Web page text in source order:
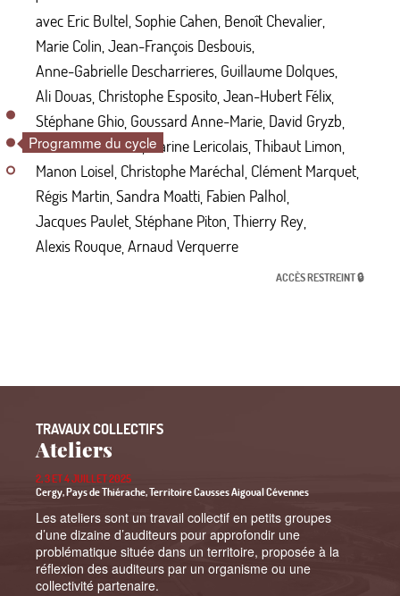
avec Eric Bultel,Sophie Cahen, Benoît Chevalier,
Marie Colin,Jean-François Desbouis,
Anne-Gabrielle Descharrieres, Guillaume Dolques,
Ali Douas Christophe Esposito Jean-Hubert Félix
Stéphane Ghio Goussard Anne-Marie David Gryzb
Cédric Heurtebise,Marine Lericolais Thibaut Limon
Manon Loisel Christophe Maréchal Clément Marquet
Régis Martin Sandra Moatti Fabien Palhol
Jacques Paulet Stéphane Piton Thierry Rey
Alexis Rouque Arnaud Verquerre
ACCÈS RESTREINT 🔒
TRAVAUX COLLECTIFS
Ateliers
2, 3 ET 4 JUILLET 2025
Cergy, Pays de Thiérache, Territoire Causses Aigoual Cévennes
Les ateliers sont un travail collectif en petits groupes
d’une dizaine d’auditeurs pour approfondir une
problématique située dans un territoire, proposée à la
réflexion des auditeurs par un organisme ou une
collectivité partenaire.